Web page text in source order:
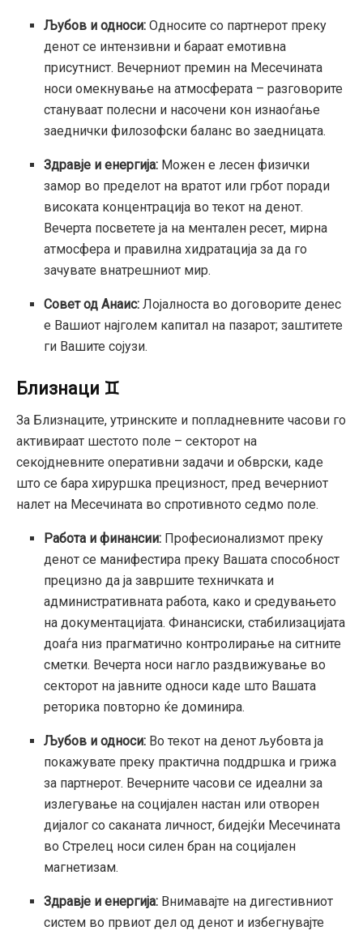
Љубов и односи: Односите со партнерот преку
денот се интензивни и бараат емотивна
присутнист. Вечерниот премин на Месечината
носи омекнување на атмосферата – разговорите
стануваат полесни и насочени кон изнаоѓање
заеднички филозофски баланс во заедницата.
Здравје и енергија: Можен е лесен физички
замор во пределот на вратот или грбот поради
високата концентрација во текот на денот.
Вечерта посветете ја на ментален ресет, мирна
атмосфера и правилна хидратација за да го
зачувате внатрешниот мир.
Совет од Анаис: Лојалноста во договорите денес
е Вашиот најголем капитал на пазарот; заштитете
ги Вашите сојузи.
Близнаци ♊
За Близнаците, утринските и попладневните часови го
активираат шестото поле – секторот на
секојдневните оперативни задачи и обврски, каде
што се бара хируршка прецизност, пред вечерниот
налет на Месечината во спротивното седмо поле.
Работа и финансии: Професионализмот преку
денот се манифестира преку Вашата способност
прецизно да ја завршите техничката и
административната работа, како и средувањето
на документацијата. Финансиски, стабилизацијата
доаѓа низ прагматично контролирање на ситните
сметки. Вечерта носи нагло раздвижување во
секторот на јавните односи каде што Вашата
реторика повторно ќе доминира.
Љубов и односи: Во текот на денот љубовта ја
покажувате преку практична поддршка и грижа
за партнерот. Вечерните часови се идеални за
излегување на социјален настан или отворен
дијалог со саканата личност, бидејќи Месечината
во Стрелец носи силен бран на социјален
магнетизам.
Здравје и енергија: Внимавајте на дигестивниот
систем во првиот дел од денот и избегнувајте